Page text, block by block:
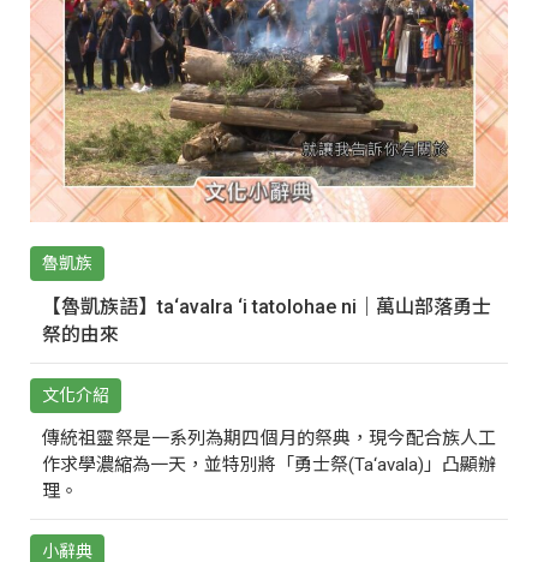
魯凱族
【魯凱族語】ta‘avalra ‘i tatolohae ni｜萬山部落勇士
祭的由來
文化介紹
傳統祖靈祭是一系列為期四個月的祭典，現今配合族人工
作求學濃縮為一天，並特別將「勇士祭(Ta‘avala)」凸顯辦
理。
小辭典